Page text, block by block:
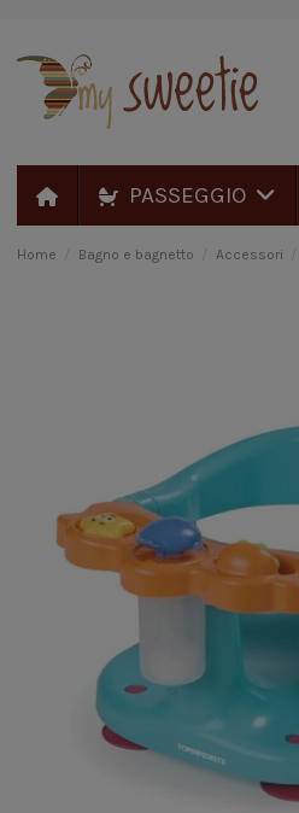
PASSEGGIO
Home Bagno e bagnetto Accessori